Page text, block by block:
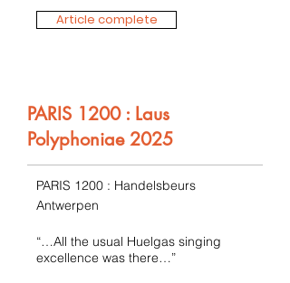
Article complete
PARIS 1200 : Laus
Polyphoniae 2025
PARIS 1200 : Handelsbeurs
Antwerpen
“…All the usual Huelgas singing
excellence was there…”